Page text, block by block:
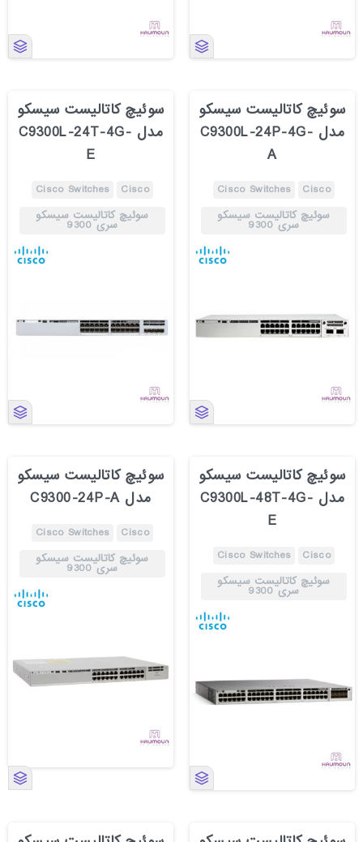
سوئیچ کاتالیست سیسکو
مدل C9300L-24P-4G-
A
Cisco
Cisco Switches
سوئیچ کاتالیست سیسکو
سری 9300
سوئیچ کاتالیست سیسکو
مدل C9300L-24T-4G-
E
Cisco
Cisco Switches
سوئیچ کاتالیست سیسکو
سری 9300
سوئیچ کاتالیست سیسکو
مدل C9300L-48T-4G-
E
Cisco
Cisco Switches
سوئیچ کاتالیست سیسکو
سری 9300
سوئیچ کاتالیست سیسکو
مدل C9300-24P-A
Cisco
Cisco Switches
سوئیچ کاتالیست سیسکو
سری 9300